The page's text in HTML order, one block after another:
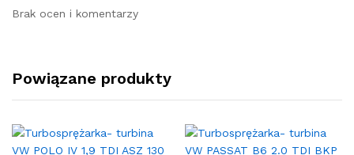
Brak ocen i komentarzy
Powiązane produkty